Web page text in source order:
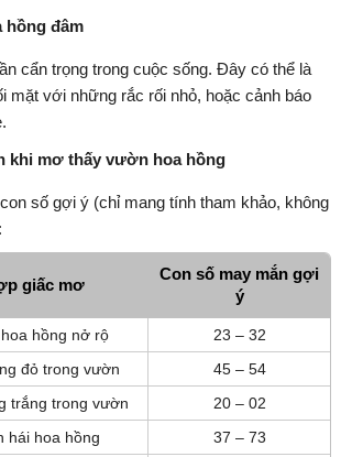
hồng đâm
cẩn trọng trong cuộc sống. Đây có thể là
mặt với những rắc rối nhỏ, hoặc cảnh báo
khi mơ thấy vườn hoa hồng
số gợi ý (chỉ mang tính tham khảo, không
giấc mơ
Con số may mắn gợi
ý
hồng nở rộ
23 – 32
đỏ trong vườn
45 – 54
trắng trong vườn
20 – 02
hái hoa hồng
37 – 73